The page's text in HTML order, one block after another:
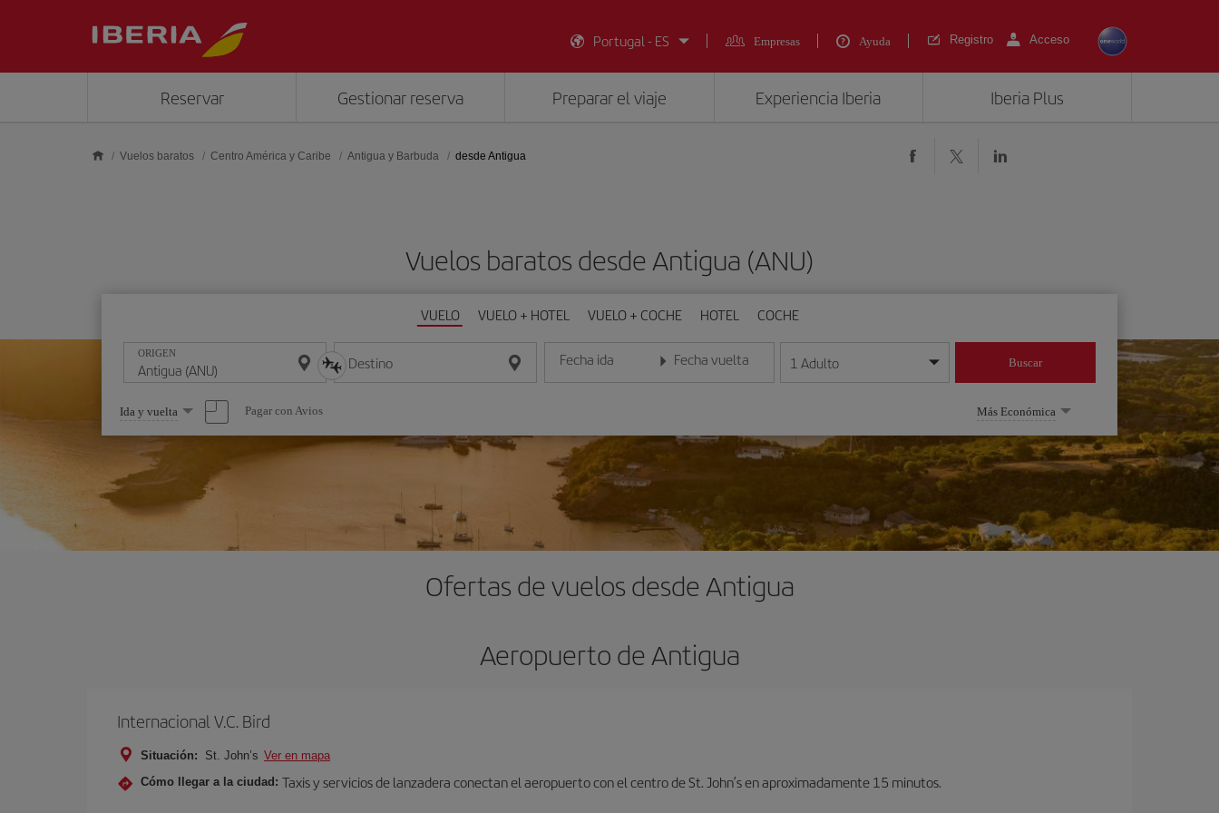
Portugal - ES
Empresas Ayuda Registro Acceso
Reservar Gestionar reserva Preparar el viaje Experiencia Iberia Iberia Plus
Vuelos baratos Centro América y Caribe Antigua y Barbuda desde Antigua
Vuelos baratos desde Antigua (ANU)
VUELO VUELO + HOTEL VUELO + COCHE HOTEL COCHE
ORIGEN Destino Fecha ida
Introduce la fecha en formato día/mes/año
Fecha vuelta
Introduce la fecha en formato día/mes/año
1 Adulto Buscar
Seleccione
una
opción
Ida y vuelta Pagar con Avios Más Económica
Ofertas de vuelos desde Antigua
Aeropuerto de Antigua
Internacional V.C. Bird
Situación: St. John’s Ver en mapa
Cómo llegar a la ciudad: Taxis y servicios de lanzadera conectan el aeropuerto con el centro de St. John’s en aproximadamente 15 minutos.